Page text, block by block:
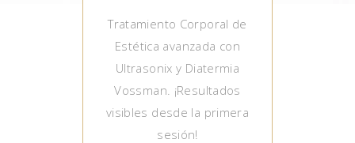
Tratamiento Corporal de
Estética avanzada con
Ultrasonix y Diatermia
Vossman. ¡Resultados
visibles desde la primera
sesión!